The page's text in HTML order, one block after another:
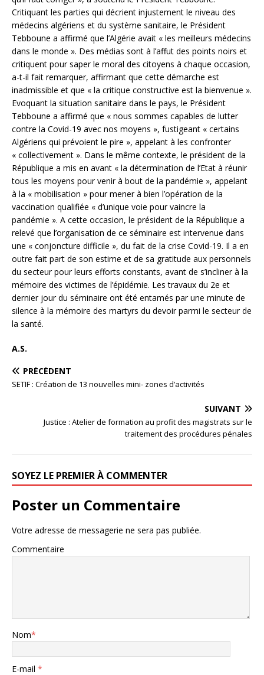
Critiquant les parties qui décrient injustement le niveau des
médecins algériens et du système sanitaire, le Président
Tebboune a affirmé que l’Algérie avait « les meilleurs médecins
dans le monde ». Des médias sont à l’affut des points noirs et
critiquent pour saper le moral des citoyens à chaque occasion,
a-t-il fait remarquer, affirmant que cette démarche est
inadmissible et que « la critique constructive est la bienvenue ».
Evoquant la situation sanitaire dans le pays, le Président
Tebboune a affirmé que « nous sommes capables de lutter
contre la Covid-19 avec nos moyens », fustigeant « certains
Algériens qui prévoient le pire », appelant à les confronter
« collectivement ». Dans le même contexte, le président de la
République a mis en avant « la détermination de l’Etat à réunir
tous les moyens pour venir à bout de la pandémie », appelant
à la « mobilisation » pour mener à bien l’opération de la
vaccination qualifiée « d’unique voie pour vaincre la
pandémie ». A cette occasion, le président de la République a
relevé que l’organisation de ce séminaire est intervenue dans
une « conjoncture difficile », du fait de la crise Covid-19. Il a en
outre fait part de son estime et de sa gratitude aux personnels
du secteur pour leurs efforts constants, avant de s’incliner à la
mémoire des victimes de l’épidémie. Les travaux du 2e et
dernier jour du séminaire ont été entamés par une minute de
silence à la mémoire des martyrs du devoir parmi le secteur de
la santé.
A.S.
PRÉCÉDENT
SETIF : Création de 13 nouvelles mini- zones d’activités
SUIVANT
Justice : Atelier de formation au profit des magistrats sur le
traitement des procédures pénales
SOYEZ LE PREMIER À COMMENTER
Poster un Commentaire
Votre adresse de messagerie ne sera pas publiée.
Commentaire
Nom*
E-mail *